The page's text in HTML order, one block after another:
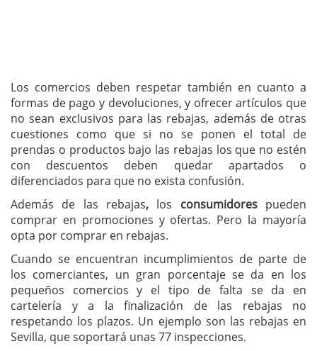
Los comercios deben respetar también en cuanto a
formas de pago y devoluciones, y ofrecer artículos que
no sean exclusivos para las rebajas, además de otras
cuestiones como que si no se ponen el total de
prendas o productos bajo las rebajas los que no estén
con descuentos deben quedar apartados o
diferenciados para que no exista confusión.
Además de las rebajas, los consumidorespueden
comprar en promociones y ofertas. Pero la mayoría
opta por comprar en rebajas.
Cuando se encuentran incumplimientos de parte de
los comerciantes, un gran porcentaje se da en los
pequeños comercios y el tipo de falta se da en
cartelería y a la finalización de las rebajas no
respetando los plazos. Un ejemplo son las rebajas en
Sevilla, que soportará unas 77 inspecciones.